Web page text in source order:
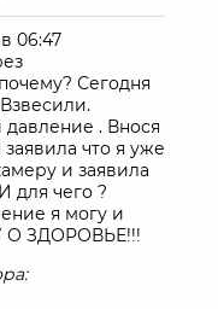
в 06:47
Сегодня
. Внося
что я уже
и заявила
для чего ?
я могу и
О ЗДОРОВЬЕ!!!